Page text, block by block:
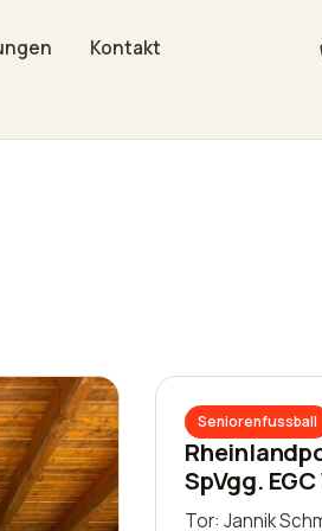
Kontakt
Seniorenfussball
SpVgg.
Tor: Jannik